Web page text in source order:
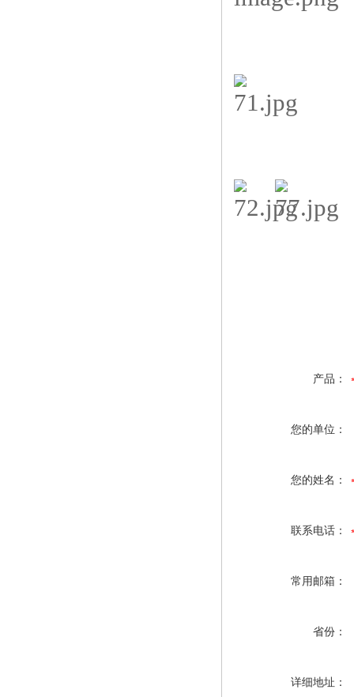
产品：
您的单位：
您的姓名：
联系电话：
常用邮箱：
省份：
详细地址：